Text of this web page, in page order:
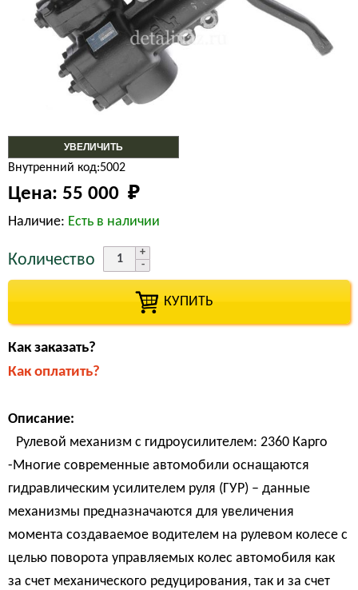
УВЕЛИЧИТЬ
Внутренний код:5002
Цена: 55 000 ₽
Наличие: Есть в наличии
Количество
КУПИТЬ
Как заказать?
Как оплатить?
Описание:
Рулевой механизм с гидроусилителем: 2360 Карго
-Многие современные автомобили оснащаются
гидравлическим усилителем руля (ГУР) – данные
механизмы предназначаются для увеличения
момента создаваемое водителем на рулевом колесе с
целью поворота управляемых колес автомобиля как
за счет механического редуцирования, так и за счет